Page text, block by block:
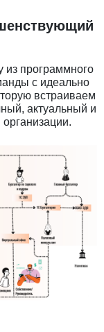
из программного
с идеально
встраиваем
актуальный и